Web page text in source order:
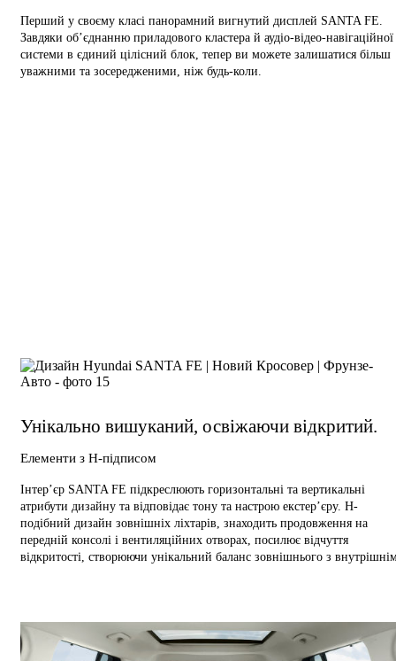
Перший у своєму класі панорамний вигнутий дисплей SANTA FE.
Завдяки об’єднанню приладового кластера й аудіо-відео-навігаційної
системи в єдиний цілісний блок, тепер ви можете залишатися більш
уважними та зосередженими, ніж будь-коли.
Унікально вишуканий, освіжаючи відкритий.
Елементи з Н-підписом
Інтер’єр SANTA FE підкреслюють горизонтальні та вертикальні
атрибути дизайну та відповідає тону та настрою екстер’єру. H-
подібний дизайн зовнішніх ліхтарів, знаходить продовження на
передній консолі і вентиляційних отворах, посилює відчуття
відкритості, створюючи унікальний баланс зовнішнього з